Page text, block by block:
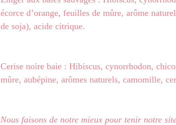
écorce d’orange, feuilles de mûre, arôme
de soja), acide citrique.
Cerise noire baie : Hibiscus, cynorrhodon,
mûre, aubépine, arômes naturels, camomille,
Nous faisons de notre mieux pour tenir notre